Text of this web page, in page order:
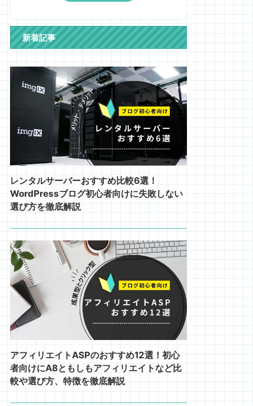
新着記事
レンタルサーバーおすすめ比較6選！
WordPressブログ初心者向けに失敗しない
選び方を徹底解説
アフィリエイトASPのおすすめ12選！初心
者向けにA8ともしもアフィリエイトなど比
較や選び方、特徴を徹底解説